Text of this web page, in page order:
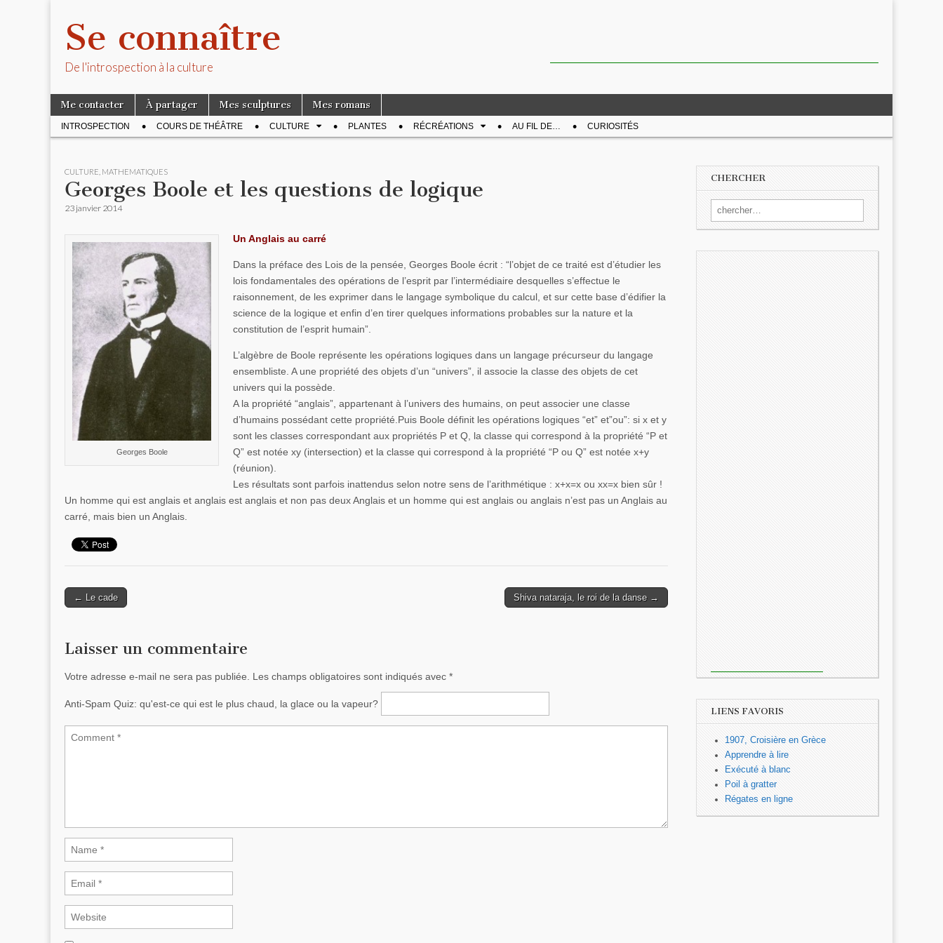
Se connaître
De l'introspection à la culture
Main menu
Skip to content
Me contacter À partager Mes sculptures Mes romans
Sub menu
INTROSPECTION COURS DE THÉÂTRE CULTURE PLANTES RÉCRÉATIONS AU FIL DE… CURIOSITÉS
CULTURE MATHEMATIQUES
Georges Boole et les questions de logique
23 janvier 2014
Georges Boole
Un Anglais au carré
Dans la préface des Lois de la pensée, Georges Boole écrit : “l’objet de ce traité est d’étudier les
lois fondamentales des opérations de l’esprit par l’intermédiaire desquelles s’effectue le
raisonnement, de les exprimer dans le langage symbolique du calcul, et sur cette base d’édifier la
science de la logique et enfin d’en tirer quelques informations probables sur la nature et la
constitution de l’esprit humain”.
L’algèbre de Boole représente les opérations logiques dans un langage précurseur du langage
ensembliste. A une propriété des objets d’un “univers”, il associe la classe des objets de cet
univers qui la possède.
A la propriété “anglais”, appartenant à l’univers des humains, on peut associer une classe
d’humains possédant cette propriété.Puis Boole définit les opérations logiques “et” et”ou”: si x et y
sont les classes correspondant aux propriétés P et Q, la classe qui correspond à la propriété “P et
Q” est notée xy (intersection) et la classe qui correspond à la propriété “P ou Q” est notée x+y
(réunion).
Les résultats sont parfois inattendus selon notre sens de l’arithmétique : x+x=x ou xx=x bien sûr !
Un homme qui est anglais et anglais est anglais et non pas deux Anglais et un homme qui est anglais ou anglais n’est pas un Anglais au
carré, mais bien un Anglais.
Post navigation
← Le cade Shiva nataraja, le roi de la danse →
Laisser un commentaire
Votre adresse e-mail ne sera pas publiée. Les champs obligatoires sont indiqués avec *
Anti-Spam Quiz: qu'est-ce qui est le plus chaud, la glace ou la vapeur?
CHERCHER
Search for:
LIENS FAVORIS
1907, Croisière en Grèce
Apprendre à lire
Exécuté à blanc
Poil à gratter
Régates en ligne